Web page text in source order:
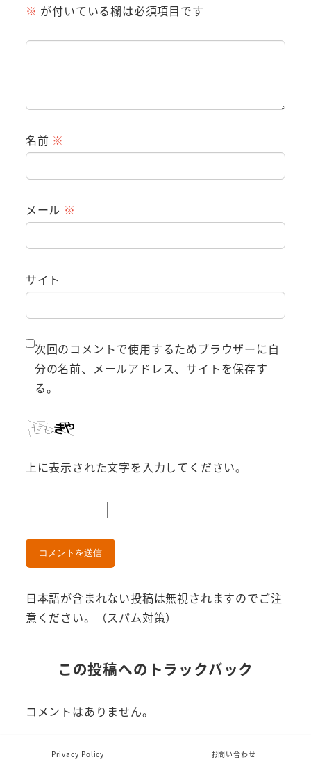
※ が付いている欄は必須項目です
名前 ※
メール ※
サイト
次回のコメントで使用するためブラウザーに自
分の名前、メールアドレス、サイトを保存す
る。
上に表示された文字を入力してください。
日本語が含まれない投稿は無視されますのでご注
意ください。（スパム対策）
この投稿へのトラックバック
コメントはありません。
トラックバック URL
Privacy Policy お問い合わせ